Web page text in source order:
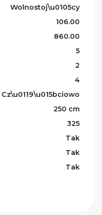
Wolnostoj\u0105cy
106.00
860.00
5
2
4
Cz\u0119\u015bciowo
250 cm
325
Tak
Tak
Tak